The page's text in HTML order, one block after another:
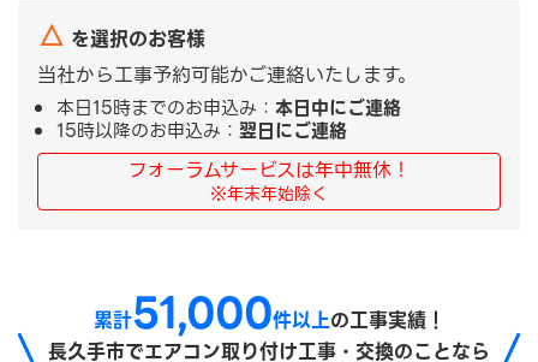
△ を選択のお客様
当社から工事予約可能かご連絡いたします。
本日15時までのお申込み： 本日中にご連絡
15時以降のお申込み： 翌日にご連絡
フォーラムサービスは年中無休！
※年末年始除く
累計51,000件以上の工事実績！
長久手市でエアコン取り付け工事・交換のことなら